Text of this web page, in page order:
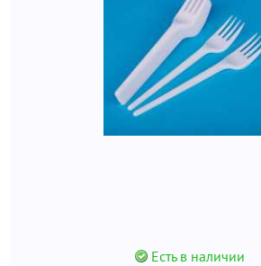
Есть в наличии